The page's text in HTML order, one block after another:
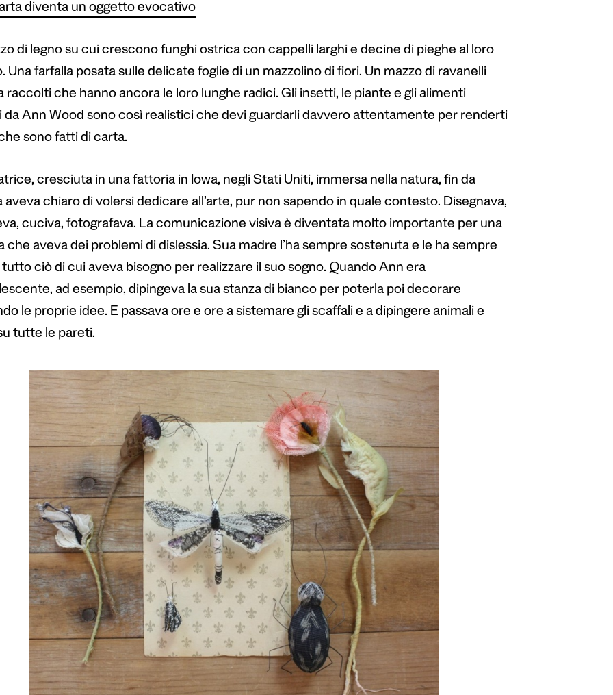
diventa un oggetto evocativo
di legno su cui crescono funghi ostrica con cappelli larghi e decine di pieghe al loro
Una farfalla posata sulle delicate foglie di un mazzolino di fiori. Un mazzo di ravanelli
raccolti che hanno ancora le loro lunghe radici. Gli insetti, le piante e gli alimenti
da Ann Wood sono così realistici che devi guardarli davvero attentamente per renderti
sono fatti di carta.
cresciuta in una fattoria in Iowa, negli Stati Uniti, immersa nella natura, fin da
aveva chiaro di volersi dedicare all’arte, pur non sapendo in quale contesto. Disegnava,
cuciva, fotografava. La comunicazione visiva è diventata molto importante per una
che aveva dei problemi di dislessia. Sua madre l’ha sempre sostenuta e le ha sempre
ciò di cui aveva bisogno per realizzare il suo sogno. Quando Ann era
ad esempio, dipingeva la sua stanza di bianco per poterla poi decorare
le proprie idee. E passava ore e ore a sistemare gli scaffali e a dipingere animali e
tutte le pareti.